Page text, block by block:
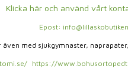
Klicka här och använd vårt
Epost:
även med sjukgymnaster,
https://